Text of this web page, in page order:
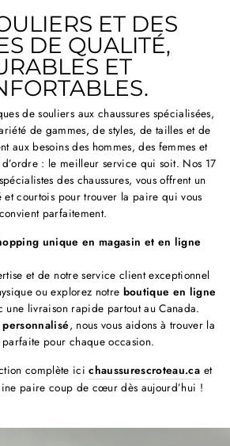
ET DES
DE QUALITÉ,
ET
de souliers aux chaussures spécialisées,
de gammes, de styles, de tailles et de
aux besoins des hommes, des femmes et
: le meilleur service qui soit. Nos 17
des chaussures, vous offrent un
et courtois pour trouver la paire qui vous
convient parfaitement.
unique en magasin et en ligne
et de notre service client exceptionnel
ou explorez notre boutique en ligne
une livraison rapide partout au Canada.
, nous vous aidons à trouver la
parfaite pour chaque occasion.
complète icichaussurescroteau.ca et
paire coup de cœur dès aujourd’hui !